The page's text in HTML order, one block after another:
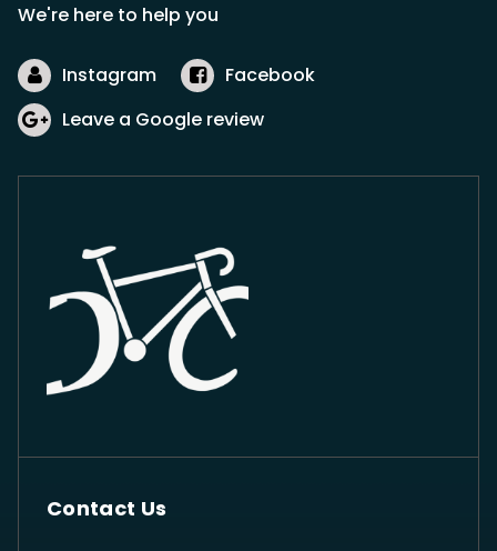
We're here to help you
Instagram
Facebook
Leave a Google review
Contact Us